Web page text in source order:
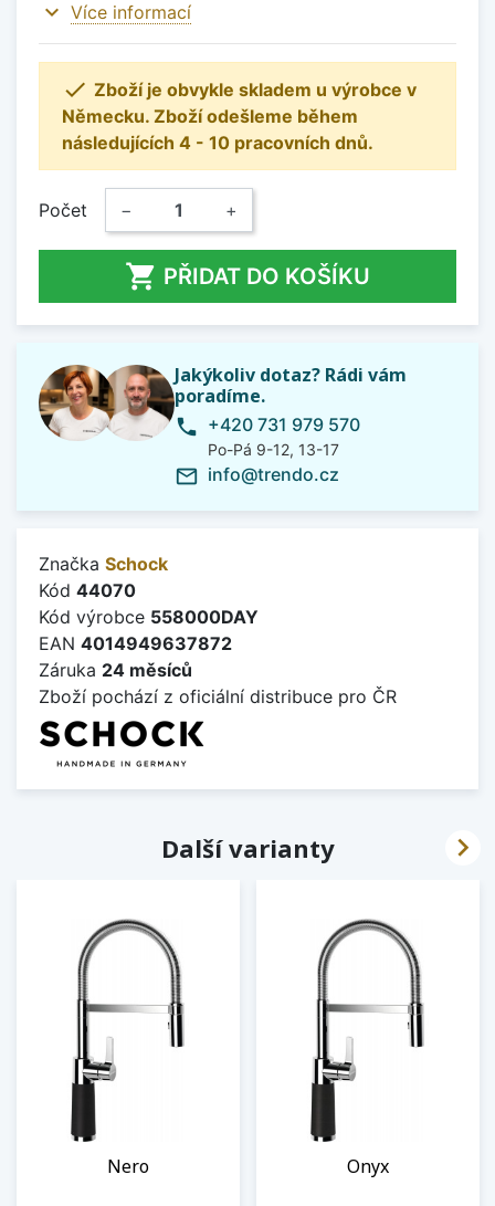
expand_more Více informací
 Zboží je obvykle skladem u výrobce v
Německu. Zboží odešleme během
následujících 4 - 10 pracovních dnů.
Počet − +
 PŘIDAT DO KOŠÍKU
Jakýkoliv dotaz? Rádi vám
poradíme.
phone +420 731 979 570
Po-Pá 9-12, 13-17
mail_outline info@trendo.cz
Značka Schock
Kód 44070
Kód výrobce 558000DAY
EAN 4014949637872
Záruka 24 měsíců
Zboží pochází z oficiální distribuce pro ČR
Další varianty
Nero Onyx
